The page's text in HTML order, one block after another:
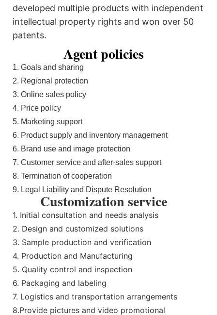
developed multiple products with independent
intellectual property rights and won over 50
patents.
Agent policies
1. Goals and sharing
2. Regional protection
3. Online sales policy
4. Price policy
5. Marketing support
6. Product supply and inventory management
6. Brand use and image protection
7. Customer service and after-sales support
8. Termination of cooperation
9. Legal Liability and Dispute Resolution
Customization service
1. Initial consultation and needs analysis
2. Design and customized solutions
3. Sample production and verification
4. Production and Manufacturing
5. Quality control and inspection
6. Packaging and labeling
7. Logistics and transportation arrangements
8.Provide pictures and video promotional